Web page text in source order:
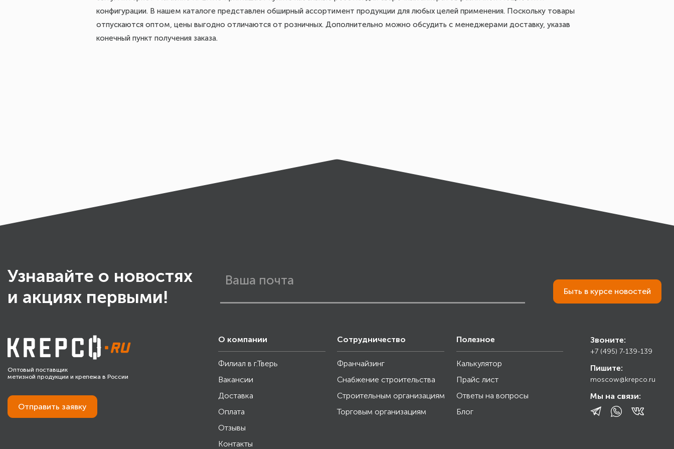
конфигурации. В нашем каталоге представлен обширный ассортимент продукции для любых целей применения. Поскольку товары
отпускаются оптом, цены выгодно отличаются от розничных. Дополнительно можно обсудить с менеджерами доставку, указав
конечный пункт получения заказа.
Узнавайте о новостях
и акциях первыми!
Быть в курсе новостей
Оптовый поставщик
метизной продукции и крепежа в России
Отправить заявку
О компании
Филиал в г.Тверь
Вакансии
Доставка
Оплата
Отзывы
Контакты
Сотрудничество
Франчайзинг
Снабжение строительства
Строительным организациям
Торговым организациям
Полезное
Калькулятор
Прайс лист
Ответы на вопросы
Блог
Звоните:
+7 (495) 7-139-139
Пишите:
moscow@krepco.ru
Мы на связи: